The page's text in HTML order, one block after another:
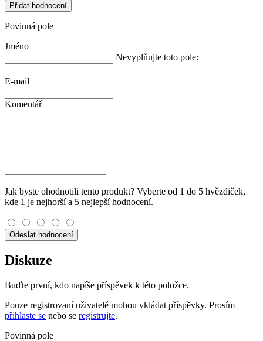
Přidat hodnocení
Povinná pole
Jméno
Nevyplňujte toto pole:
E-mail
Komentář
Jak byste ohodnotili tento produkt? Vyberte od 1 do 5 hvězdiček,
kde 1 je nejhorší a 5 nejlepší hodnocení.
Odeslat hodnocení
Diskuze
Buďte první, kdo napíše příspěvek k této položce.
Pouze registrovaní uživatelé mohou vkládat příspěvky. Prosím
přihlaste se nebo se registrujte.
Povinná pole